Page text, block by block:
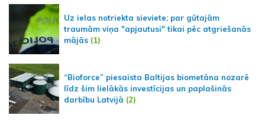
Uz ielas notriekta sieviete; par gūtajām
traumām viņa "apjautusi" tikai pēc atgriešanās
mājās (1)
“Bioforce” piesaista Baltijas biometāna nozarē
līdz šim lielākās investīcijas un paplašinās
darbību Latvijā (2)